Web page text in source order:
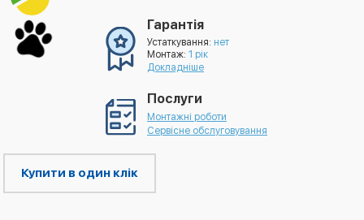
Гарантія
Устаткування: нет
Монтаж: 1 рік
Докладніше
Послуги
Монтажні роботи
Сервісне обслуговування
Купити в один клік